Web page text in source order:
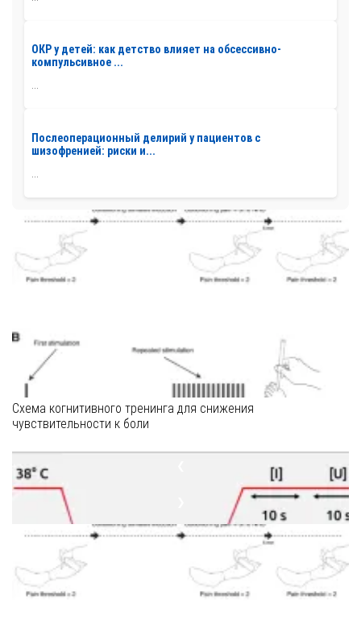
ОКР у детей: как детство влияет на обсессивно-
компульсивное ...
...
Послеоперационный делирий у пациентов с
шизофренией: риски и...
Схема когнитивного тренинга для снижения
чувствительности к боли